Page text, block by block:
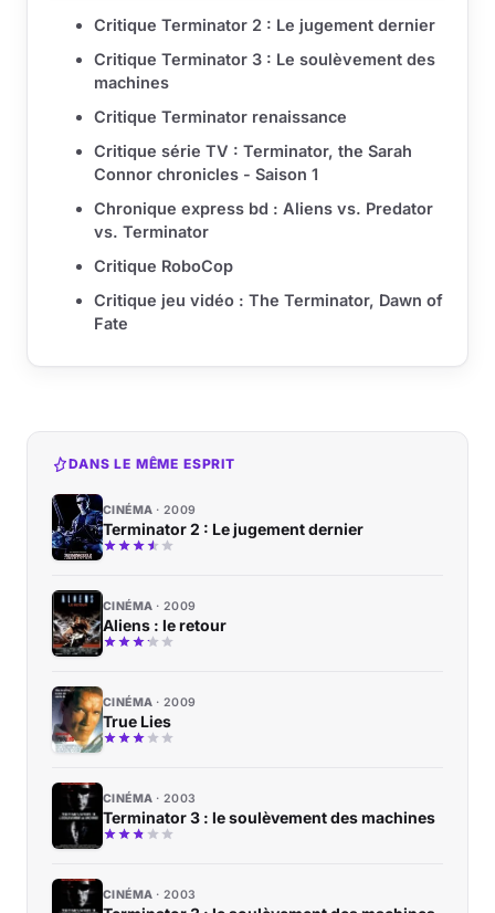
Critique Terminator 2 : Le jugement dernier
Critique Terminator 3 : Le soulèvement des
machines
Critique Terminator renaissance
Critique série TV : Terminator, the Sarah
Connor chronicles - Saison 1
Chronique express bd : Aliens vs. Predator
vs. Terminator
Critique RoboCop
Critique jeu vidéo : The Terminator, Dawn of
Fate
DANS LE MÊME ESPRIT
CINÉMA 2009
Terminator 2 : Le jugement dernier
CINÉMA 2009
Aliens : le retour
CINÉMA 2009
True Lies
CINÉMA 2003
Terminator 3 : le soulèvement des machines
CINÉMA 2003